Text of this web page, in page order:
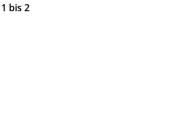
1 bis2